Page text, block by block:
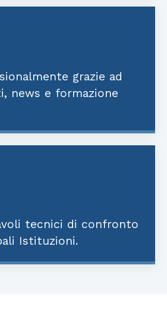
grazie ad
news e formazione
tecnici di confronto
Istituzioni.